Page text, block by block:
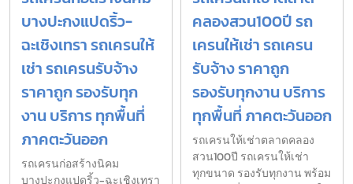
บางปะกงแปดริ้ว-
ฉะเชิงเทรา รถเครนให้
เช่า รถเครนรับจ้าง
ราคาถูก รองรับทุก
งาน บริการ ทุกพื้นที่
ภาคตะวันออก
รถเครนก่อสร้างนิคม
คลองสวน100ปี รถ
เครนให้เช่า รถเครน
รับจ้าง ราคาถูก
รองรับทุกงาน บริการ
ทุกพื้นที่ ภาคตะวันออก
รถเครนให้เช่าตลาดคลอง
สวน100ปี รถเครนให้เช่า
ทุกขนาด รองรับทุกงาน พร้อม